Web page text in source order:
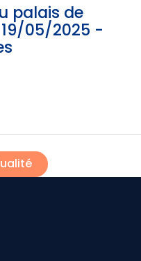
palais de
05/2025 -